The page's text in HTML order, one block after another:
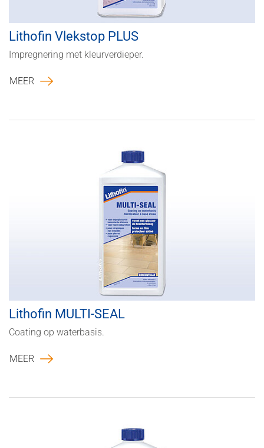
Lithofin Vlekstop PLUS
Impregnering met kleurverdieper.
MEER
Lithofin MULTI-SEAL
Coating op waterbasis.
MEER